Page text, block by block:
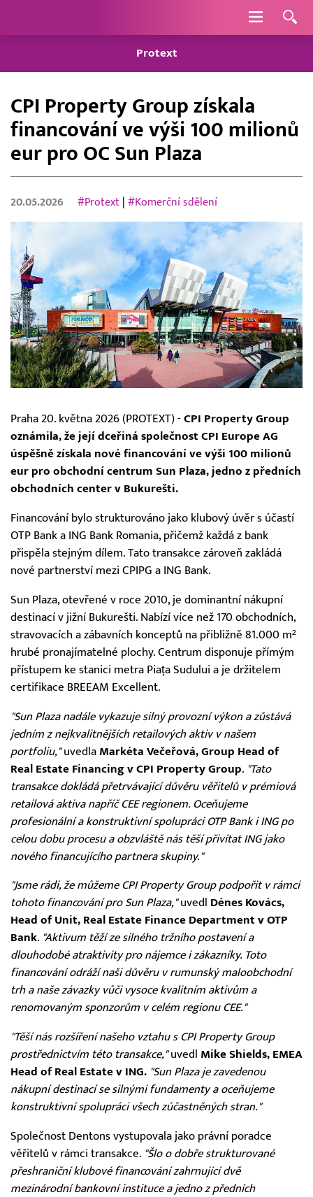
Navigace
Protext
CPI Property Group získala
financování ve výši 100 milionů
eur pro OC Sun Plaza
20.05.2026 #Protext |#Komerční sdělení
Praha 20. května 2026 (PROTEXT) - CPI Property Group
oznámila, že její dceřiná společnost CPI Europe AG
úspěšně získala nové financování ve výši 100 milionů
eur pro obchodní centrum Sun Plaza, jedno z předních
obchodních center v Bukurešti.
Financování bylo strukturováno jako klubový úvěr s účastí
OTP Bank a ING Bank Romania, přičemž každá z bank
přispěla stejným dílem. Tato transakce zároveň zakládá
nové partnerství mezi CPIPG a ING Bank.
Sun Plaza, otevřené v roce 2010, je dominantní nákupní
destinací v jižní Bukurešti. Nabízí více než 170 obchodních,
stravovacích a zábavních konceptů na přibližně 81.000 m²
hrubé pronajímatelné plochy. Centrum disponuje přímým
přístupem ke stanici metra Piața Sudului a je držitelem
certifikace BREEAM Excellent.
"Sun Plaza nadále vykazuje silný provozní výkon a zůstává
jedním z nejkvalitnějších retailových aktiv v našem
portfoliu,"uvedla Markéta Večeřová, Group Head of
Real Estate Financing v CPI Property Group. "Tato
transakce dokládá přetrvávající důvěru věřitelů v prémiová
retailová aktiva napříč CEE regionem. Oceňujeme
profesionální a konstruktivní spolupráci OTP Bank i ING po
celou dobu procesu a obzvláště nás těší přivítat ING jako
nového financujícího partnera skupiny."
"Jsme rádi, že můžeme CPI Property Group podpořit v rámci
tohoto financování pro Sun Plaza,"uvedl Dénes Kovács,
Head of Unit, Real Estate Finance Department v OTP
Bank. "Aktivum těží ze silného tržního postavení a
dlouhodobé atraktivity pro nájemce i zákazníky. Toto
financování odráží naši důvěru v rumunský maloobchodní
trh a naše závazky vůči vysoce kvalitním aktivům a
renomovaným sponzorům v celém regionu CEE."
"Těší nás rozšíření našeho vztahu s CPI Property Group
prostřednictvím této transakce,"uvedl Mike Shields, EMEA
Head of Real Estate v ING. "Sun Plaza je zavedenou
nákupní destinací se silnými fundamenty a oceňujeme
konstruktivní spolupráci všech zúčastněných stran."
Společnost Dentons vystupovala jako právní poradce
věřitelů v rámci transakce. "Šlo o dobře strukturované
přeshraniční klubové financování zahrnující dvě
mezinárodní bankovní instituce a jedno z předních